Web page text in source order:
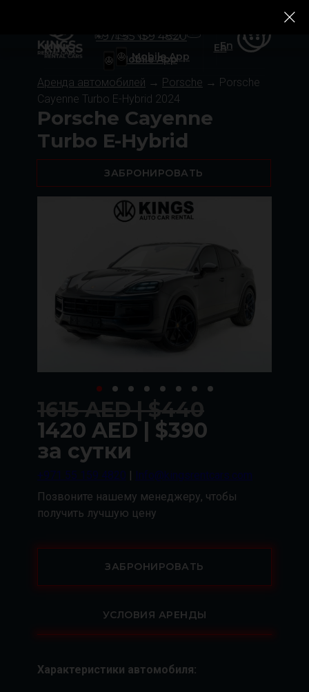
+971 55 159 4820
En
Mobile App
En
Mobile App
Porsche Cayenne
Turbo E-Hybrid
ЗАБРОНИРОВАТЬ
1420 AED | $390
за сутки
Характеристики автомобиля:
1615 AED | $440
УСЛОВИЯ АРЕНДЫ
Аренда автомобилей → Porsche → Porsche
Cayenne Turbo E-Hybrid 2024
+971 55 159 4820 | Info@kingsrentcars.com
Позвоните нашему менеджеру, чтобы
получить лучшую цену
ЗАБРОНИРОВАТЬ